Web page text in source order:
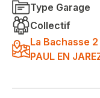
Type Garage
Collectif
La Bachasse
PAUL EN